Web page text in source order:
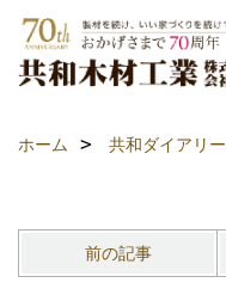
ホーム 共和ダイアリー
前の記事